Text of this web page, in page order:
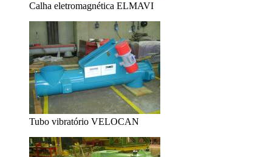
Calha eletromagnética ELMAVI
Tubo vibratório VELOCAN